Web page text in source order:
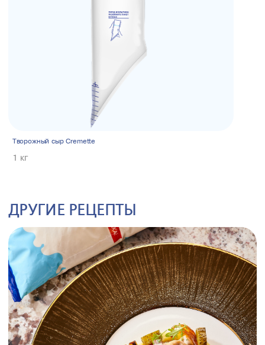
Творожный сыр Cremette
1 кг
ДРУГИЕ РЕЦЕПТЫ